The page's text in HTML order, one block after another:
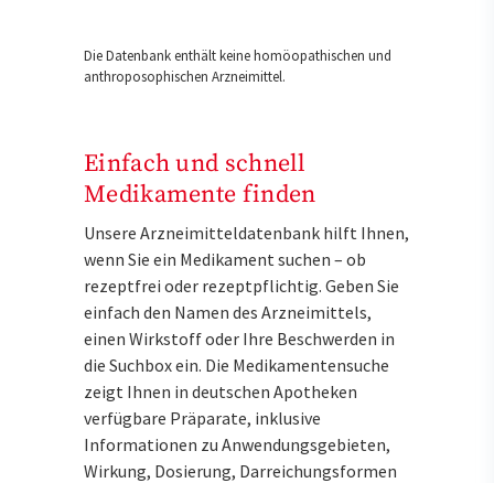
Die Datenbank enthält keine homöopathischen und
anthroposophischen Arzneimittel.
Einfach und schnell
Medikamente finden
Unsere Arzneimitteldatenbank hilft Ihnen,
wenn Sie ein Medikament suchen – ob
rezeptfrei oder rezeptpflichtig. Geben Sie
einfach den Namen des Arzneimittels,
einen Wirkstoff oder Ihre Beschwerden in
die Suchbox ein. Die Medikamentensuche
zeigt Ihnen in deutschen Apotheken
verfügbare Präparate, inklusive
Informationen zu Anwendungsgebieten,
Wirkung, Dosierung, Darreichungsformen